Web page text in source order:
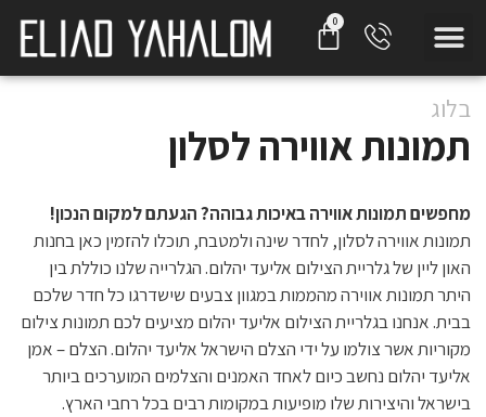
בלוג
תמונות אווירה לסלון
מחפשים תמונות אווירה באיכות גבוהה? הגעתם למקום הנכון!
תמונות אווירה לסלון, לחדר שינה ולמטבח, תוכלו להזמין כאן בחנות
האון ליין של גלריית הצילום אליעד יהלום. הגלרייה שלנו כוללת בין
היתר תמונות אווירה מהממות במגוון צבעים שישדרגו כל חדר שלכם
בבית. אנחנו בגלריית הצילום אליעד יהלום מציעים לכם תמונות צילום
מקוריות אשר צולמו על ידי הצלם הישראל אליעד יהלום. הצלם – אמן
אליעד יהלום נחשב כיום לאחד האמנים והצלמים המוערכים ביותר
בישראל והיצירות שלו מופיעות במקומות רבים בכל רחבי הארץ.